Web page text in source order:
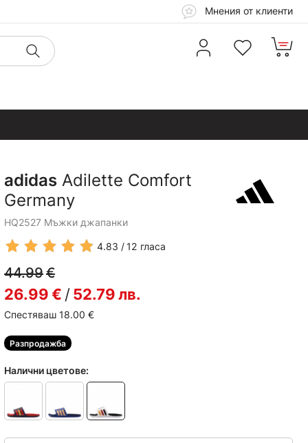
Мнения от клиенти
adidas Adilette Comfort
Germany
HQ2527 Мъжки джапанки
4.83 12 гласа
44.99€
26.99€ /52.79лв.
Спестяваш 18.00 €
Разпродажба
Налични цветове: